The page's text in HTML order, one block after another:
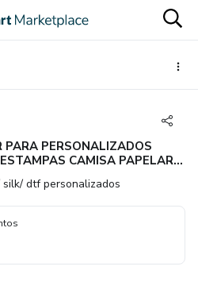
PARA PERSONALIZADOS
CAMISA PAPELARIA
silk/ dtf personalizados